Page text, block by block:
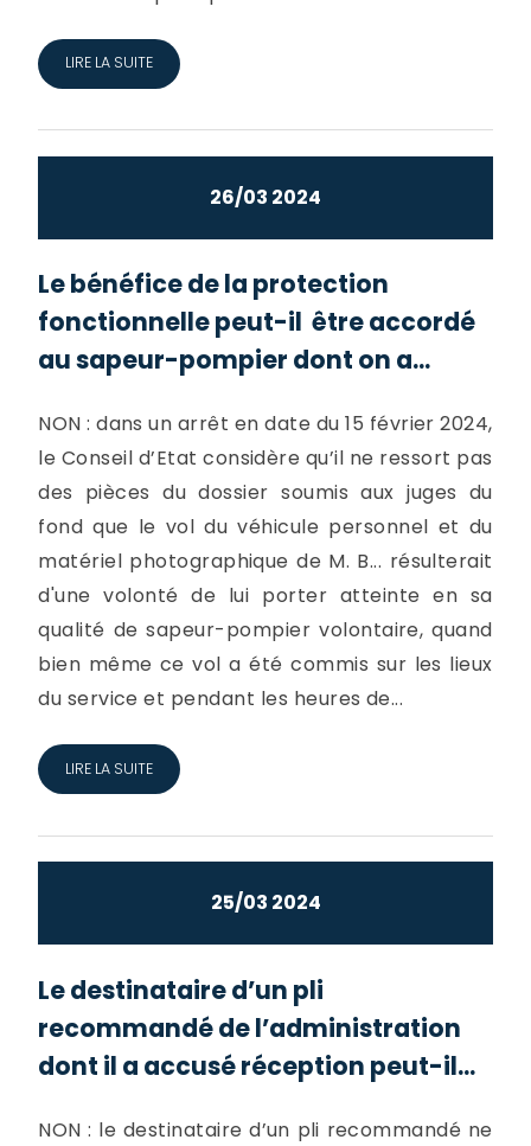
LIRE LA SUITE
26/03 2024
Le bénéfice de la protection
fonctionnelle peut-il être accordé
au sapeur-pompier dont on a...
NON : dans un arrêt en date du 15 février 2024,
le Conseil d’Etat considère qu’il ne ressort pas
des pièces du dossier soumis aux juges du
fond que le vol du véhicule personnel et du
matériel photographique de M. B... résulterait
d'une volonté de lui porter atteinte en sa
qualité de sapeur-pompier volontaire, quand
bien même ce vol a été commis sur les lieux
du service et pendant les heures de...
LIRE LA SUITE
25/03 2024
Le destinataire d’un pli
recommandé de l’administration
dont il a accusé réception peut-il...
NON : le destinataire d’un pli recommandé ne